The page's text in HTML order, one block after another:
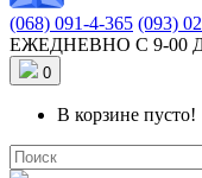
(068) 091-4-365 (093)
ЕЖЕДНЕВНО С 9-00
0
В корзине пусто!